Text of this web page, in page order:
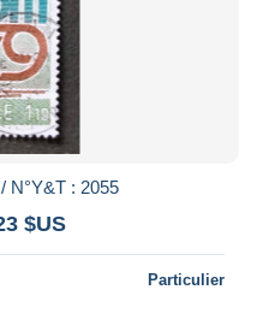
N°Y&T : 2055
$US
Particulier